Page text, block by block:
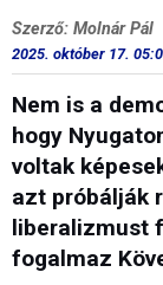
Szerző: Molnár Pál
2025. október 17.
Nem is a
hogy
voltak
azt próbálják
liberalizmust
fogalmaz